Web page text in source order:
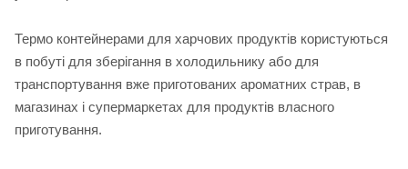
Термо контейнерами для харчових продуктів користуються
в побуті для зберігання в холодильнику або для
транспортування вже приготованих ароматних страв, в
магазинах і супермаркетах для продуктів власного
приготування.